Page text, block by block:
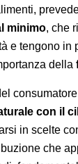
minimo, che
e tengono in
della
con il
in scelte
che